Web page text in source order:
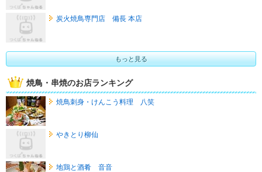
炭火焼鳥専門店 備長 本店
もっと見る
焼鳥・串焼のお店ランキング
焼鳥刺身・けんこう料理 八笑
やきとり柳仙
地鶏と酒肴 音音